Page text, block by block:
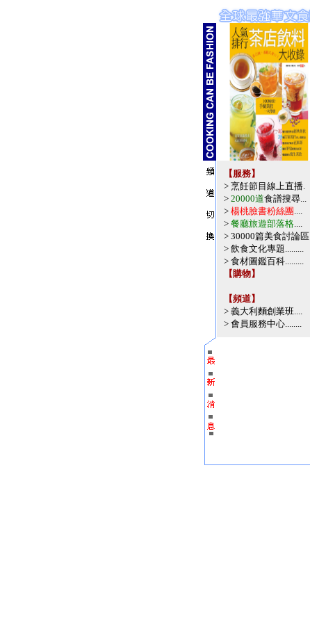
【服務】
> 烹飪節目線上直播.
> 20000道食譜搜尋...
> 楊桃臉書粉絲團 ....
> 餐廳旅遊部落格....
> 30000篇美食討論區
> 飲食文化專題.........
> 食材圖鑑百科.........
【購物】
【頻道】
> 義大利麵創業班....
>會員服務中心........